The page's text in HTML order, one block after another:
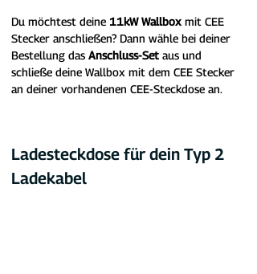
Du möchtest deine 11kW Wallbox mit CEE
Stecker anschließen? Dann wähle bei deiner
Bestellung das Anschluss-Set aus und
schließe deine Wallbox mit dem CEE Stecker
an deiner vorhandenen CEE-Steckdose an.
Ladesteckdose für dein Typ 2
Ladekabel